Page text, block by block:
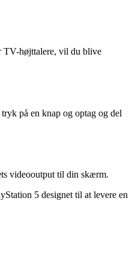
TV-højttalere, vil du blive
på en knap og optag og del
videooutput til din skærm.
5 designet til at levere en